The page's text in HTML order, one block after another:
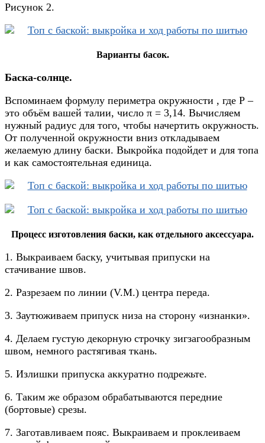
Рисунок 2.
Варианты басок.
Баска-солнце.
Вспоминаем формулу периметра окружности , где Р –
это объём вашей талии, число π = 3,14. Вычисляем
нужный радиус для того, чтобы начертить окружность.
От полученной окружности вниз откладываем
желаемую длину баски. Выкройка подойдет и для топа
и как самостоятельная единица.
Процесс изготовления баски, как отдельного аксессуара.
1. Выкраиваем баску, учитывая припуски на
стачивание швов.
2. Разрезаем по линии (V.M.) центра переда.
3. Заутюживаем припуск низа на сторону «изнанки».
4. Делаем густую декорную строчку зигзагообразным
швом, немного растягивая ткань.
5. Излишки припуска аккуратно подрежьте.
6. Таким же образом обрабатываются передние
(бортовые) срезы.
7. Заготавливаем пояс. Выкраиваем и проклеиваем